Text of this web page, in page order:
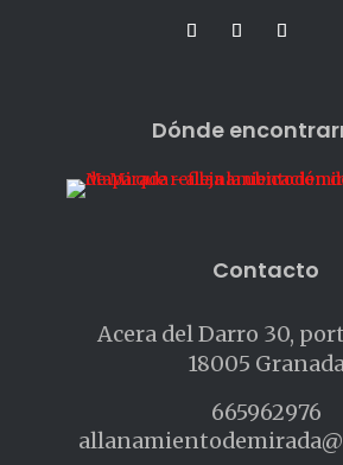
Dónde
Contacto
Acera del Darro 30,
18005
665962976